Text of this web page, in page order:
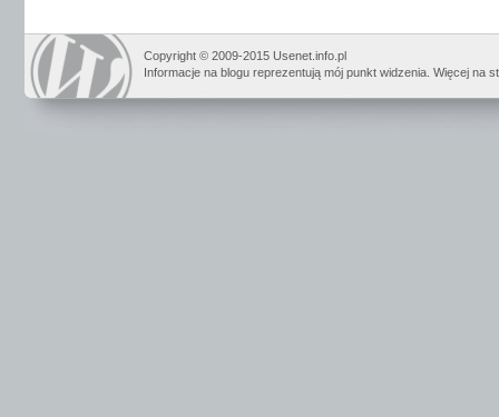
Copyright © 2009-2015 Usenet.info.pl
Informacje na blogu reprezentują mój punkt widzenia. Więcej na